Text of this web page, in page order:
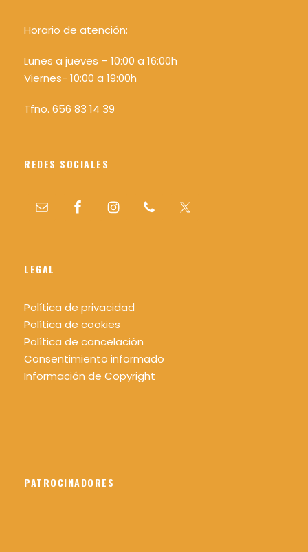
Horario de atención:
Lunes a jueves – 10:00 a 16:00h
Viernes- 10:00 a 19:00h
Tfno. 656 83 14 39
REDES SOCIALES
LEGAL
Política de privacidad
Política de cookies
Política de cancelación
Consentimiento informado
Información de Copyright
PATROCINADORES